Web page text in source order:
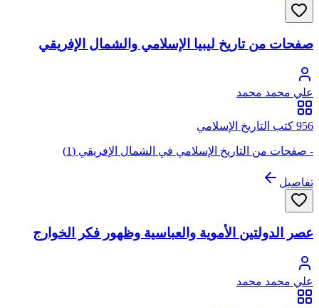
صفحات من تاريخ ليبيا الإسلامي والشمال الإفريقي
علي محمد محمد
956 كتب التاريخ الإسلامي
- صفحات من التاريخ الإسلامي في الشمال الإفريقي (1)
تفاصيل
عصر الدولتين الأموية والعباسية وظهور فكر الخوارج
علي محمد محمد